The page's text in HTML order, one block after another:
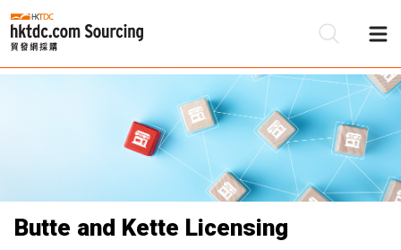
Butte and Kette Licensing